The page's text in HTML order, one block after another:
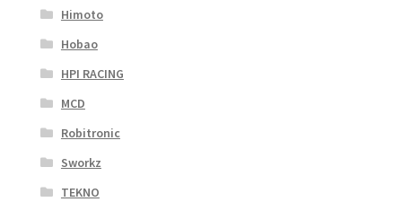
Himoto
Hobao
HPI RACING
MCD
Robitronic
Sworkz
TEKNO